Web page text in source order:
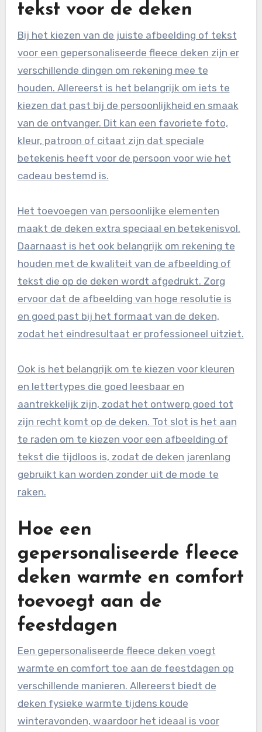
tekst voor de deken
Bij het kiezen van de juiste afbeelding of tekst
voor een gepersonaliseerde fleece deken zijn er
verschillende dingen om rekening mee te
houden. Allereerst is het belangrijk om iets te
kiezen dat past bij de persoonlijkheid en smaak
van de ontvanger. Dit kan een favoriete foto,
kleur, patroon of citaat zijn dat speciale
betekenis heeft voor de persoon voor wie het
cadeau bestemd is.
Het toevoegen van persoonlijke elementen
maakt de deken extra speciaal en betekenisvol.
Daarnaast is het ook belangrijk om rekening te
houden met de kwaliteit van de afbeelding of
tekst die op de deken wordt afgedrukt. Zorg
ervoor dat de afbeelding van hoge resolutie is
en goed past bij het formaat van de deken,
zodat het eindresultaat er professioneel uitziet.
Ook is het belangrijk om te kiezen voor kleuren
en lettertypes die goed leesbaar en
aantrekkelijk zijn, zodat het ontwerp goed tot
zijn recht komt op de deken. Tot slot is het aan
te raden om te kiezen voor een afbeelding of
tekst die tijdloos is, zodat de deken jarenlang
gebruikt kan worden zonder uit de mode te
raken.
Hoe een
gepersonaliseerde fleece
deken warmte en comfort
toevoegt aan de
feestdagen
Een gepersonaliseerde fleece deken voegt
warmte en comfort toe aan de feestdagen op
verschillende manieren. Allereerst biedt de
deken fysieke warmte tijdens koude
winteravonden, waardoor het ideaal is voor